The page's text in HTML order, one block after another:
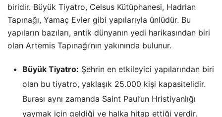
biridir. Büyük Tiyatro, Celsus Kütüphanesi, Hadrian
Tapınağı, Yamaç Evler gibi yapılarıyla ünlüdür. Bu
yapıların bazıları, antik dünyanın yedi harikasından biri
olan Artemis Tapınağı’nın yakınında bulunur.
Büyük Tiyatro: Şehrin en etkileyici yapılarından biri
olan bu tiyatro, yaklaşık 25.000 kişi kapasitelidir.
Burası aynı zamanda Saint Paul’un Hristiyanlığı
yaymak için geldiği ve halka hitap ettiği yerdir.